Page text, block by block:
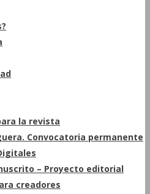
la revista
Convocatoria permanente
– Proyecto editorial
creadores